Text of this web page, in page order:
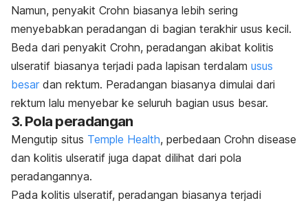
Namun, penyakit Crohn biasanya lebih sering
menyebabkan peradangan di bagian terakhir usus kecil.
Beda dari penyakit Crohn, peradangan akibat kolitis
ulseratif biasanya terjadi pada lapisan terdalam usus
besar dan rektum. Peradangan biasanya dimulai dari
rektum lalu menyebar ke seluruh bagian usus besar.
3. Pola peradangan
Mengutip situs Temple Health, perbedaan Crohn disease
dan kolitis ulseratif juga dapat dilihat dari pola
peradangannya.
Pada kolitis ulseratif, peradangan biasanya terjadi